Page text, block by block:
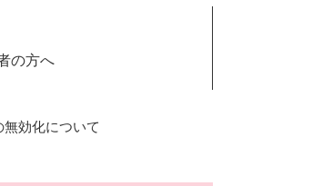
の方へ
無効化について